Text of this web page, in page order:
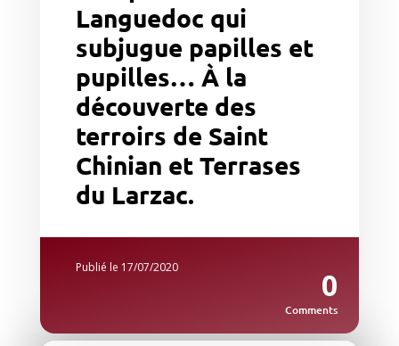
Languedoc qui
subjugue papilles et
pupilles… À la
découverte des
terroirs de Saint
Chinian et Terrases
du Larzac.
Publié le 17/07/2020 0
Comments